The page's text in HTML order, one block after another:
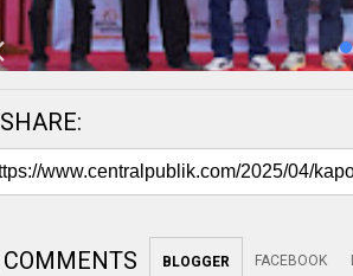
SHARE:
COMMENTS BLOGGER FACEBOOK